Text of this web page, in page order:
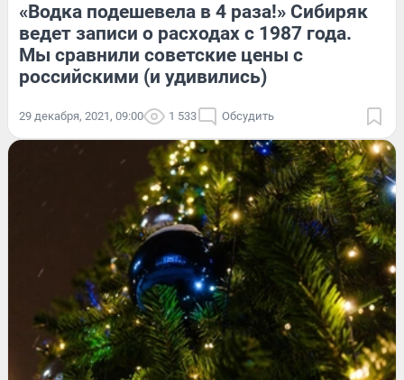
«Водка подешевела в 4 раза!» Сибиряк
ведет записи о расходах с 1987 года.
Мы сравнили советские цены с
российскими (и удивились)
29 декабря, 2021, 09:00 1 533 Обсудить